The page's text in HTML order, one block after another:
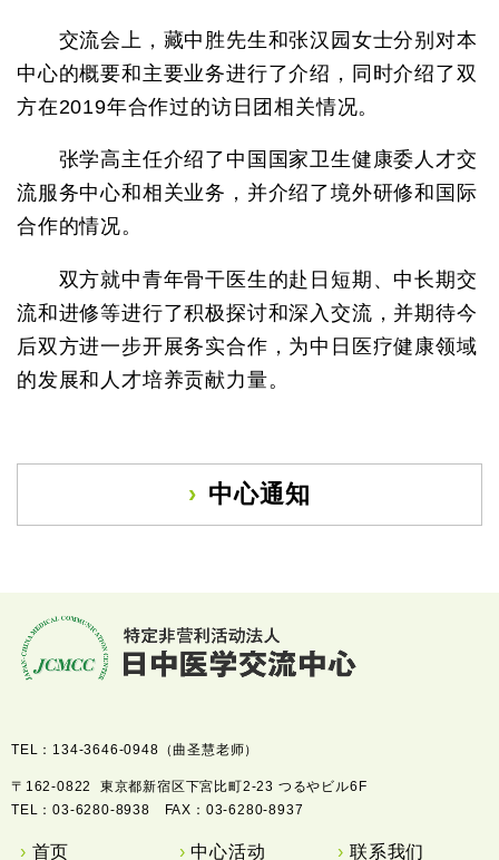
交流会上，藏中胜先生和张汉园女士分别对本
中心的概要和主要业务进行了介绍，同时介绍了双
方在2019年合作过的访日团相关情况。
张学高主任介绍了中国国家卫生健康委人才交
流服务中心和相关业务，并介绍了境外研修和国际
合作的情况。
双方就中青年骨干医生的赴日短期、中长期交
流和进修等进行了积极探讨和深入交流，并期待今
后双方进一步开展务实合作，为中日医疗健康领域
的发展和人才培养贡献力量。
中心通知
TEL：134-3646-0948（曲圣慧老师）
〒162-0822 東京都新宿区下宮比町2-23 つるやビル6F
TEL：03-6280-8938 FAX：03-6280-8937
首页 中心活动 联系我们